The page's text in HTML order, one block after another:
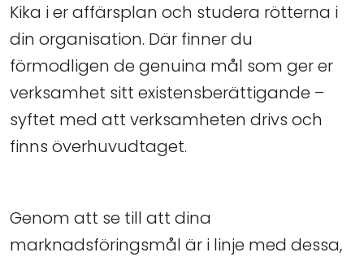
Kika i er affärsplan och studera rötterna i
din organisation. Där finner du
förmodligen de genuina mål som ger er
verksamhet sitt existensberättigande –
syftet med att verksamheten drivs och
finns överhuvudtaget.
Genom att se till att dina
marknadsföringsmål är i linje med dessa,